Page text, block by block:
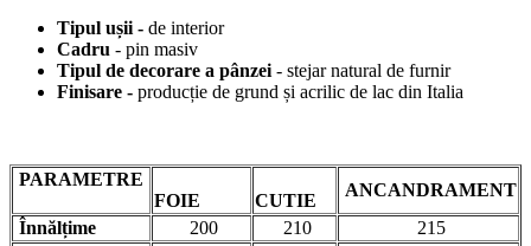
Tipul ușii - de interior
Cadru - pin masiv
Tipul de decorare a pânzei- stejar natural de furnir
Finisare - producție de grund și acrilic de lac din Italia
PARAMETRE
FOIE
CUTIE
ANCANDRAMENT
Înnălțime
200 210
215